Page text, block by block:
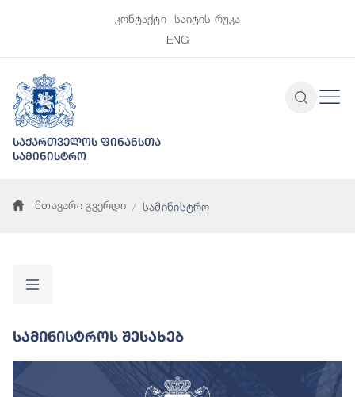
კონტაქტი
საიტის რუკა
ENG
საქართველოს ფინანსთა
სამინისტრო
მთავარი გვერდი სამინისტრო
Სამინისტროს Შესახებ